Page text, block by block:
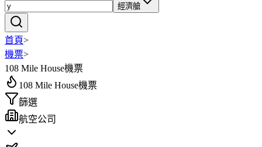
經濟艙
首頁>
機票>
108 Mile House機票
108 Mile House機票
篩選
航空公司